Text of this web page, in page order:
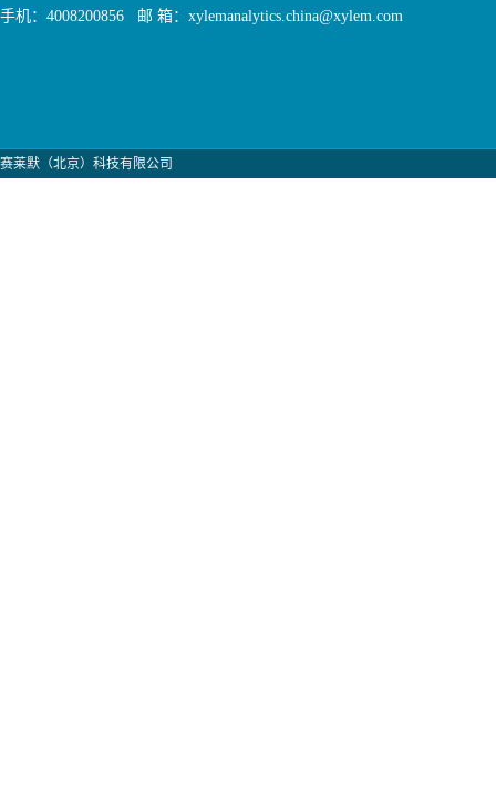
手机：4008200856 邮 箱：xylemanalytics.china@xylem.com
赛莱默（北京）科技有限公司